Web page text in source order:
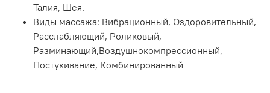
Талия, Шея.
Виды массажа: Вибрационный, Оздоровительный,
Расслабляющий, Роликовый,
Разминающий,Воздушнокомпрессионный,
Постукивание, Комбинированный